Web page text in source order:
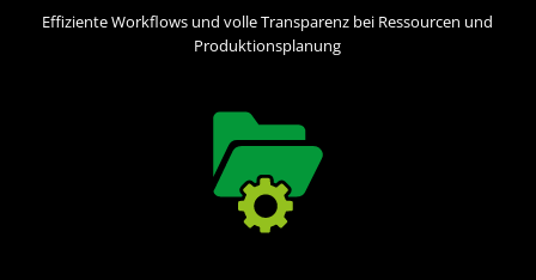
Effiziente Workflows und volle Transparenz bei Ressourcen und
Produktionsplanung